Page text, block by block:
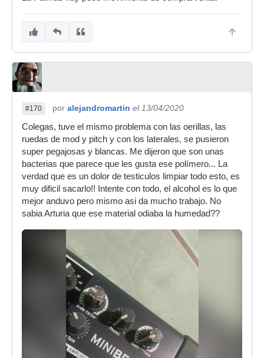
#170 por alejandromartin el 13/04/2020
Colegas, tuve el mismo problema con las oerillas, las
ruedas de mod y pitch y con los laterales, se pusieron
super pegajosas y blancas. Me dijeron que son unas
bacterias que parece que les gusta ese polímero... La
verdad que es un dolor de testiculos limpiar todo esto, es
muy dificil sacarlo!! Intente con todo, el alcohol es lo que
mejor anduvo pero mismo asi da mucho trabajo. No
sabia Arturia que ese material odiaba la humedad??